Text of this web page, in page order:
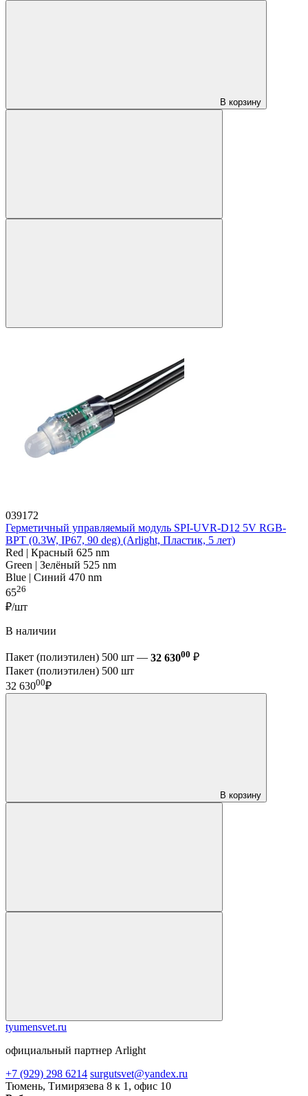
В корзину
039172
Герметичный управляемый модуль SPI-UVR-D12 5V RGB-
BPT (0.3W, IP67, 90 deg) (Arlight, Пластик, 5 лет)
Red | Красный 625 nm
Green | Зелёный 525 nm
Blue | Синий 470 nm
6526
₽/шт
В наличии
Пакет (полиэтилен) 500 шт — 32 63000 ₽
Пакет (полиэтилен) 500 шт
32 63000₽
В корзину
tyumensvet.ru
официальный партнер Arlight
+7 (929) 298 6214 surgutsvet@yandex.ru
Тюмень, Тимирязева 8 к 1, офис 10